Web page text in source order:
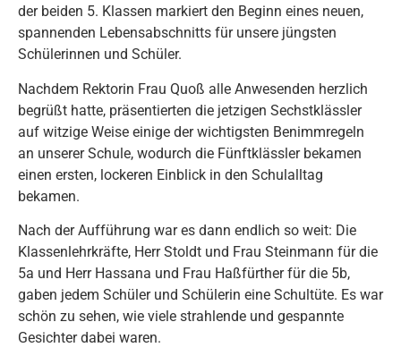
der beiden 5. Klassen markiert den Beginn eines neuen,
spannenden Lebensabschnitts für unsere jüngsten
Schülerinnen und Schüler.
Nachdem Rektorin Frau Quoß alle Anwesenden herzlich
begrüßt hatte, präsentierten die jetzigen Sechstklässler
auf witzige Weise einige der wichtigsten Benimmregeln
an unserer Schule, wodurch die Fünftklässler bekamen
einen ersten, lockeren Einblick in den Schulalltag
bekamen.
Nach der Aufführung war es dann endlich so weit: Die
Klassenlehrkräfte, Herr Stoldt und Frau Steinmann für die
5a und Herr Hassana und Frau Haßfürther für die 5b,
gaben jedem Schüler und Schülerin eine Schultüte. Es war
schön zu sehen, wie viele strahlende und gespannte
Gesichter dabei waren.